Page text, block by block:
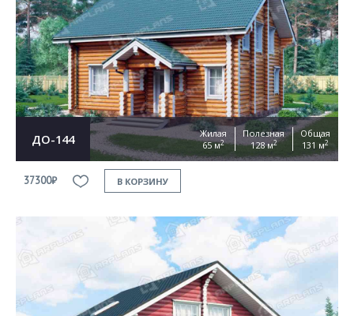
ДО-144
Жилая
65 м2
Полезная
128 м2
Общая
131 м2
37300₽ В КОРЗИНУ
Согласен на обработку персональных данных
This site is protected by reCAPTCHA and the GooglePrivacy PolicyandTerms of Service
ОТПРАВИТЬ